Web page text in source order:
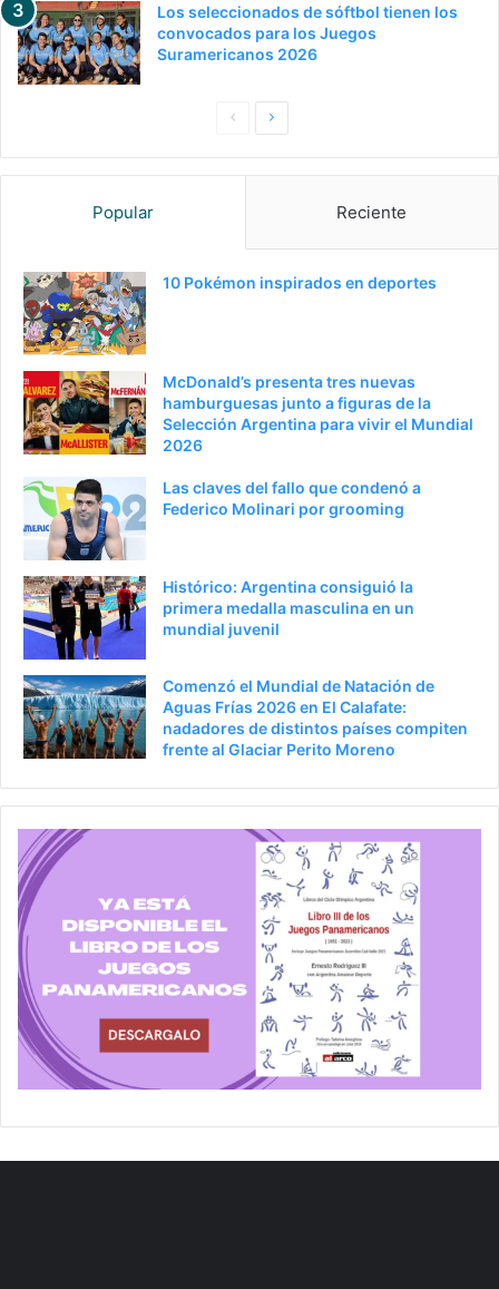
Los seleccionados de sóftbol tienen los
convocados para los Juegos
Suramericanos 2026
PaginaSiguiente
Popular Reciente
10 Pokémon inspirados en deportes
McDonald’s presenta tres nuevas
hamburguesas junto a figuras de la
Selección Argentina para vivir el Mundial
2026
Las claves del fallo que condenó a
Federico Molinari por grooming
Histórico: Argentina consiguió la
primera medalla masculina en un
mundial juvenil
Comenzó el Mundial de Natación de
Aguas Frías 2026 en El Calafate:
nadadores de distintos países compiten
frente al Glaciar Perito Moreno